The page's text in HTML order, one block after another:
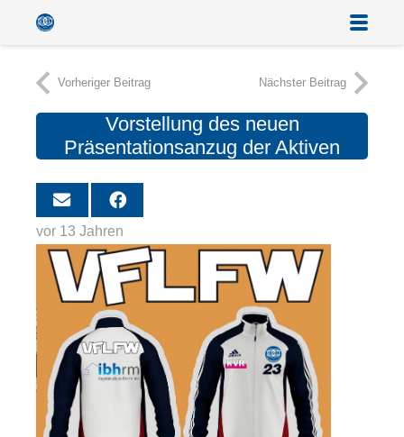
Vorheriger Beitrag Nächster Beitrag
Vorstellung des neuen
Präsentationsanzug der Aktiven
vor 13 Jahren